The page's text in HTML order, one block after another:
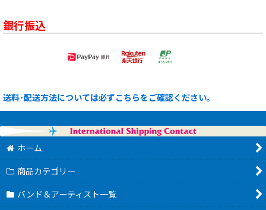
銀行振込
送料･配送方法については必ずこちらをご確認ください。
ホーム
商品カテゴリー
バンド＆アーティスト一覧